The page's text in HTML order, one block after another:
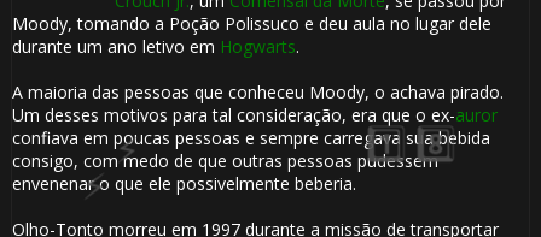
Moody, tomando a Poção Polissuco e deu aula no lugar dele
durante um ano letivo em Hogwarts.
A maioria das pessoas que conheceu Moody, o achava pirado.
Um desses motivos para tal consideração, era que o ex-auror
confiava em poucas pessoas e sempre carregava sua bebida
consigo, com medo de que outras pessoas pudessem
envenenar o que ele possivelmente beberia.
Olho-Tonto morreu em 1997 durante a missão de transportar
🎂